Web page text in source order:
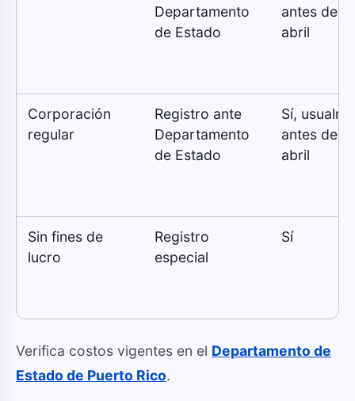
Departamento
de Estado
antes del
abril
Corporación
regular
Registro ante
Departamento
de Estado
Sí,
antes del
abril
Sin fines de
lucro
Registro
especial
Sí
Verifica costos vigentes en el Departamento de
Estado de Puerto Rico.